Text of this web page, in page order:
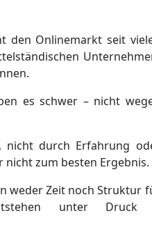
den Onlinemarkt seit
es schwer – nicht
nicht durch Erfahrung
zum besten Ergebnis.
weder Zeit noch Struktur
unter Druck